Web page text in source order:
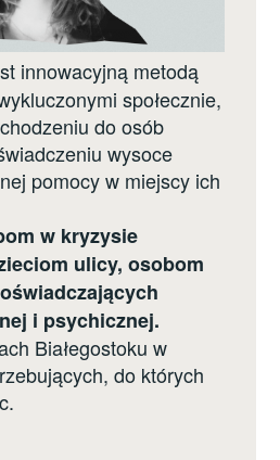
innowacyjną metodą
społecznie,
do osób
wysoce
pomocy w miejscy ich
w kryzysie
ulicy, osobom
i psychicznej.
Białegostoku w
do których